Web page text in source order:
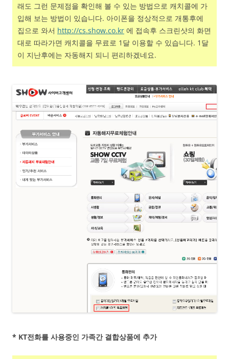
래도 그런 문제점을 확인해 볼 수 있는 방법으로 캐치콜에 가
입해 보는 방법이 있습니다. 아이폰을 정상적으로 개통후에
집으로 와서 http://cs.show.co.kr 에 접속후 스크린샷의 화면
대로 따라가면 캐치콜을 무료로 1달 이용할 수 있습니다. 1달
이 지난후에는 자동해지 되니 편리하겠네요.
* KT전화를 사용중인 가족간 결합상품에 추가